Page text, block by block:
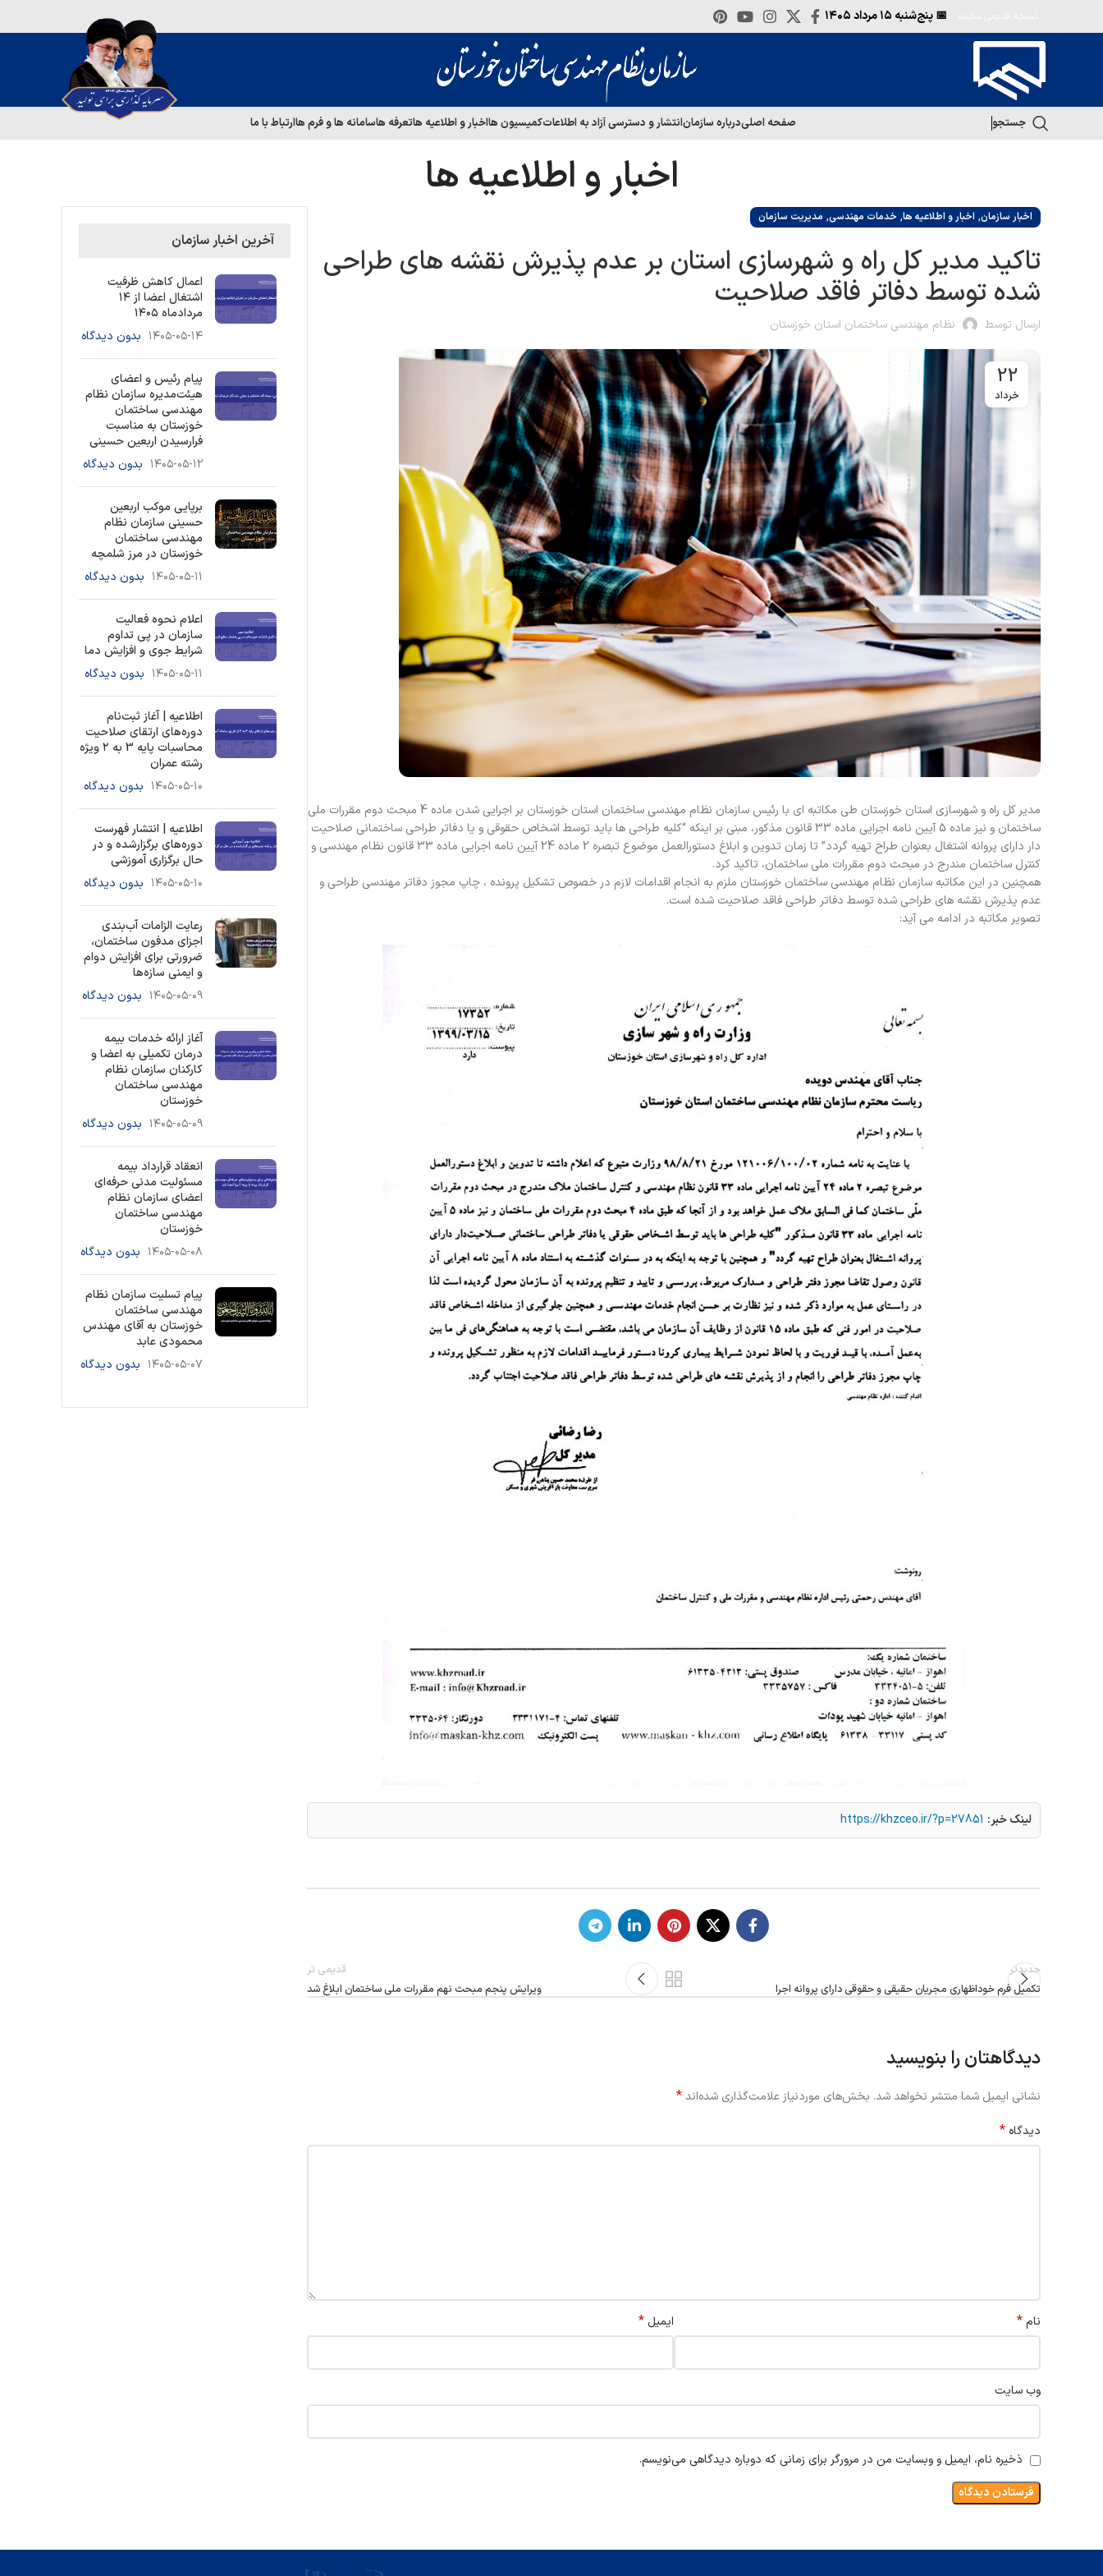
📅 پنج‌شنبه
جستجو صفحه اصلیدرباره سازمانانتشار و دسترسی آزاد به اطلاعاتکمیسیون هااخبار و اطلاعیه هاتعرفه هاسامانه ها و فرم هاارتباط با ما
اخبار و اطلاعیه ها
اخبار سازمان, اخبار و اطلاعیه ها, خدمات مهندسی, مدیریت سازمان
تاکید مدیر کل راه و شهرسازی استان بر عدم پذیرش نقشه های طراحی
شده توسط دفاتر فاقد صلاحیت
ارسال توسط نظام مهندسی ساختمان استان خوزستان
22
خرداد
مدیر کل راه و شهرسازی استان خوزستان طی مکاتبه ای با رئیس سازمان نظام مهندسی ساختمان استان خوزستان بر اجرایی شدن ماده 4 مبحث دوم مقررات ملی
ساختمان و نیز ماده 5 آیین نامه اجرایی ماده 33 قانون مذکور، مبنی بر اینکه “کلیه طراحی ها باید توسط اشخاص حقوقی و یا دفاتر طراحی ساختمانی صلاحیت
دار دارای پروانه اشتغال بعنوان طراح تهیه گردد” تا زمان تدوین و ابلاغ دستورالعمل موضوع تبصره 2 ماده 24 آیین نامه اجرایی ماده 33 قانون نظام مهندسی و
کنترل ساختمان مندرج در مبحث دوم مقررات ملی ساختمان، تاکید کرد.
همچنین در این مکاتبه سازمان نظام مهندسی ساختمان خوزستان ملزم به انجام اقدامات لازم در خصوص تشکیل پرونده ، چاپ مجوز دفاتر مهندسی طراحی و
عدم پذیرش نقشه های طراحی شده توسط دفاتر طراحی فاقد صلاحیت شده است.
تصویر مکاتبه در ادامه می آید:
لینک خبر: https://khzceo.ir/?p=27851
جدیدتر
تکمیل فرم خوداظهاری مجریان حقیقی و حقوقی دارای پروانه اجرا
قدیمی تر
ویرایش پنجم مبحث نهم مقررات ملی ساختمان ابلاغ شد
دیدگاهتان را بنویسید
نشانی ایمیل شما منتشر نخواهد شد. بخش‌های موردنیاز علامت‌گذاری شده‌اند*
دیدگاه *
نام* ایمیل *
وب‌ سایت
ذخیره نام، ایمیل و وبسایت من در مرورگر برای زمانی که دوباره دیدگاهی می‌نویسم.
آخرین اخبار سازمان
اعمال کاهش ظرفیت
اشتغال اعضا از ۱۴
مردادماه ۱۴۰۵
۱۴۰۵-۰۵-۱۴ بدون دیدگاه
پیام رئیس و اعضای
هیئت‌مدیره سازمان نظام
مهندسی ساختمان
خوزستان به مناسبت
فرارسیدن اربعین حسینی
۱۴۰۵-۰۵-۱۲ بدون دیدگاه
برپایی موکب اربعین
حسینی سازمان نظام
مهندسی ساختمان
خوزستان در مرز شلمچه
۱۴۰۵-۰۵-۱۱ بدون دیدگاه
اعلام نحوه فعالیت
سازمان در پی تداوم
شرایط جوی و افزایش دما
۱۴۰۵-۰۵-۱۱ بدون دیدگاه
اطلاعیه | آغاز ثبت‌نام
دوره‌های ارتقای صلاحیت
محاسبات پایه 3 به ۲ ویژه
رشته عمران
۱۴۰۵-۰۵-۱۰ بدون دیدگاه
اطلاعیه | انتشار فهرست
دوره‌های برگزارشده و در
حال برگزاری آموزشی
۱۴۰۵-۰۵-۱۰ بدون دیدگاه
رعایت الزامات آب‌بندی
اجزای مدفون ساختمان،
ضرورتی برای افزایش دوام
و ایمنی سازه‌ها
۱۴۰۵-۰۵-۰۹ بدون دیدگاه
آغاز ارائه خدمات بیمه
درمان تکمیلی به اعضا و
کارکنان سازمان نظام
مهندسی ساختمان
خوزستان
۱۴۰۵-۰۵-۰۹ بدون دیدگاه
انعقاد قرارداد بیمه
مسئولیت مدنی حرفه‌ای
اعضای سازمان نظام
مهندسی ساختمان
خوزستان
۱۴۰۵-۰۵-۰۸ بدون دیدگاه
پیام تسلیت سازمان نظام
مهندسی ساختمان
خوزستان به آقای مهندس
محمودی عابد
۱۴۰۵-۰۵-۰۷ بدون دیدگاه